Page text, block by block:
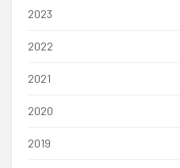
2023
2022
2021
2020
2019